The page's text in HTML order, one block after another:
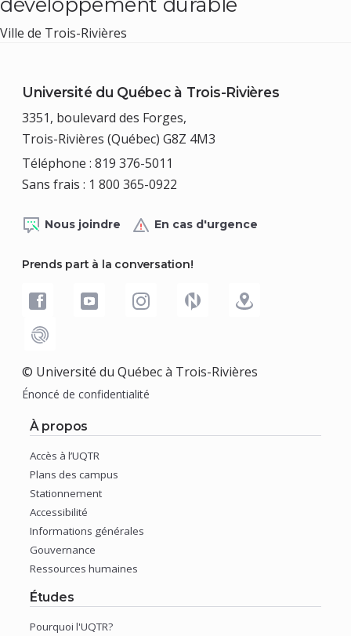
Ville de Trois-Rivières
Université du Québec à Trois-Rivières
3351, boulevard des Forges,
Trois-Rivières (Québec) G8Z 4M3
Téléphone : 819 376-5011
Sans frais : 1 800 365-0922
Nous joindre En cas d'urgence
Prends part à la conversation!
© Université du Québec à Trois-Rivières
Énoncé de confidentialité
À propos
Accès à l’UQTR
(nouvelle
fenêtre)
Plans des campus
(nouvelle
fenêtre)
Stationnement
(nouvelle
fenêtre)
Accessibilité
(nouvelle
fenêtre)
Informations générales
(nouvelle
fenêtre)
Gouvernance
(nouvelle
fenêtre)
Ressources humaines
(nouvelle
fenêtre)
Études
Pourquoi l'UQTR?